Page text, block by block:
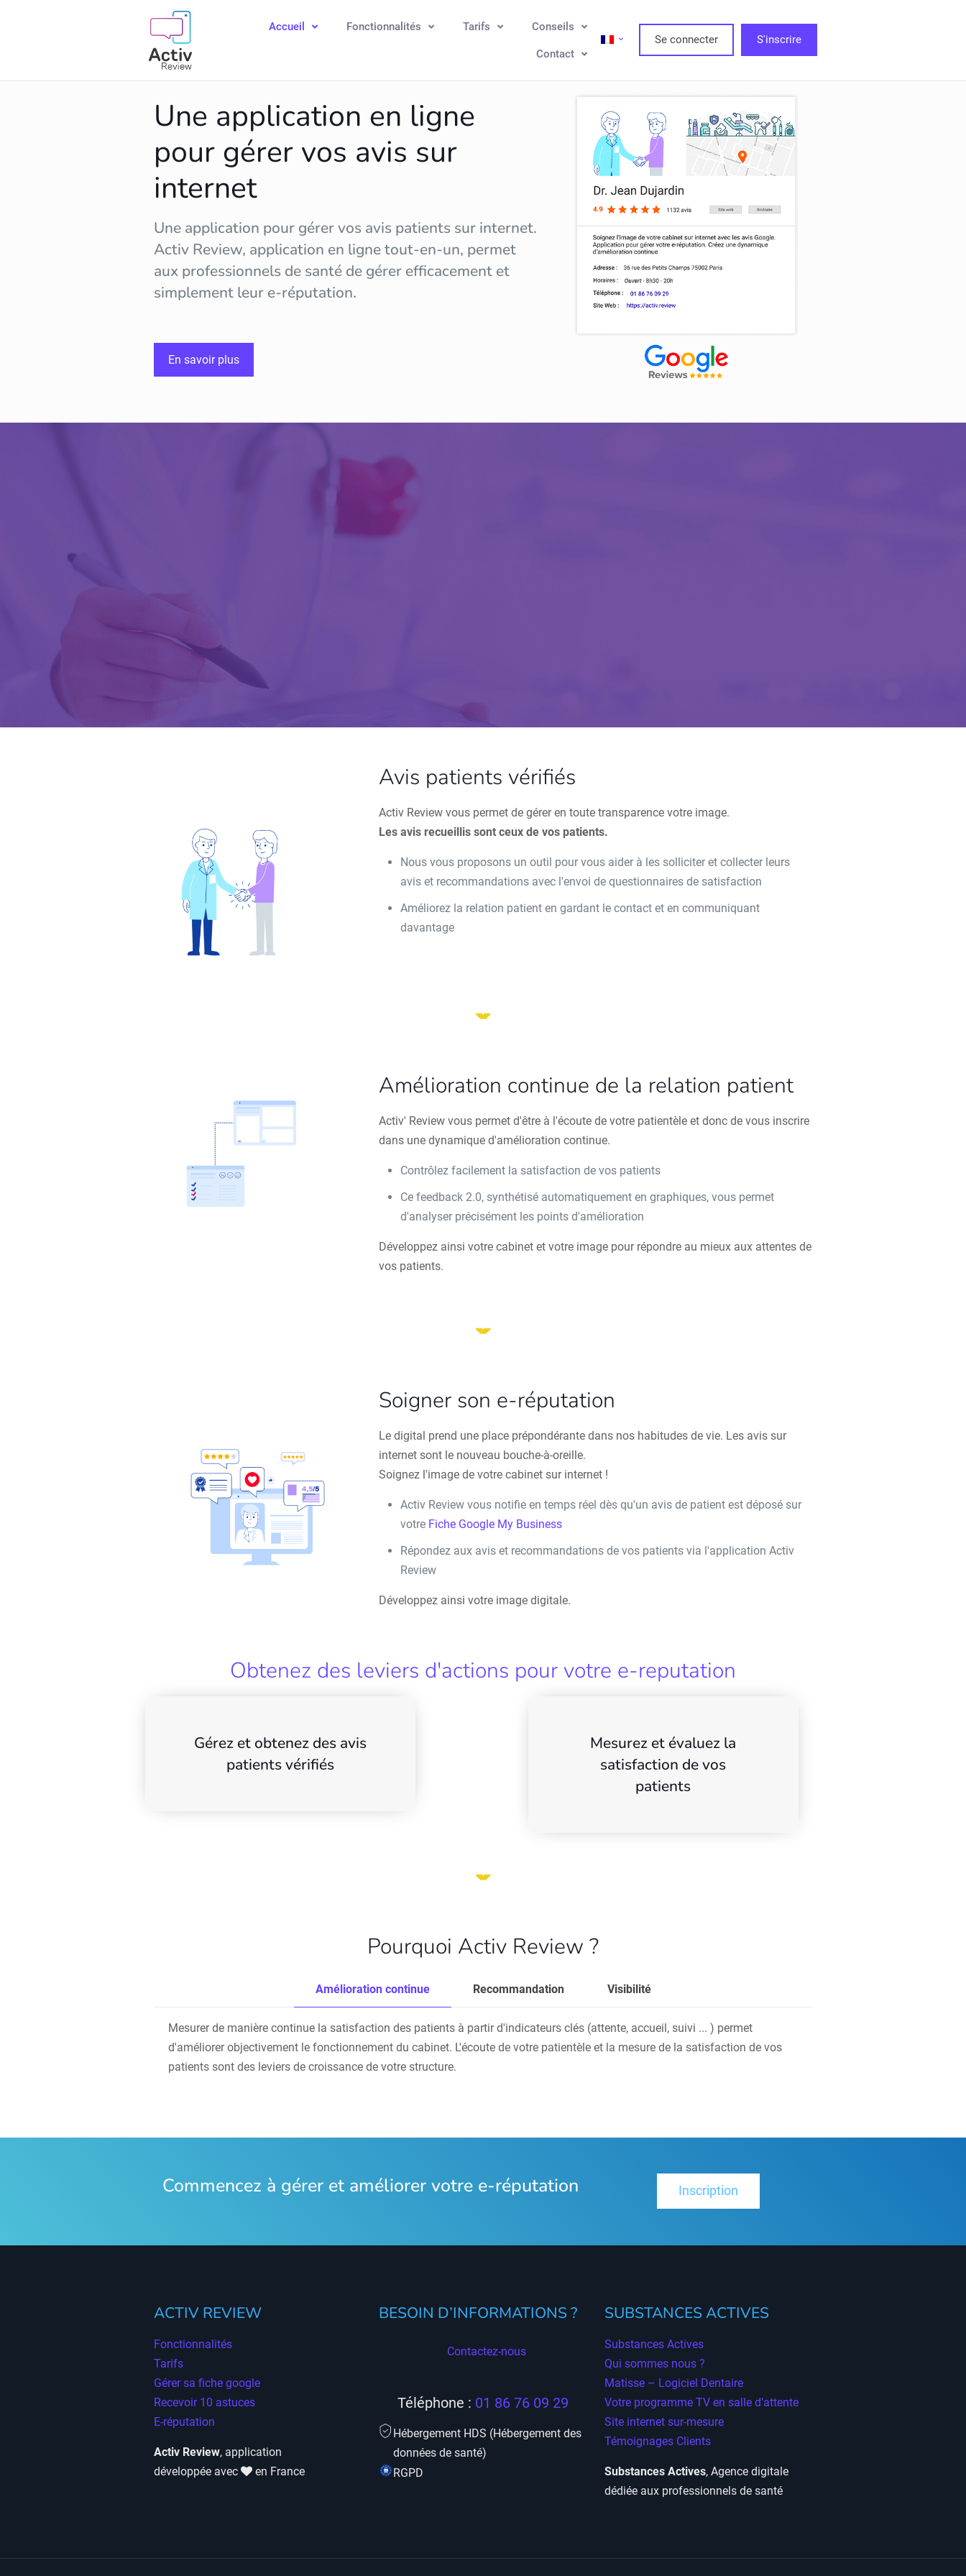
Accueil Fonctionnalités Tarifs Conseils
Contact
Se connecter S'inscrire
Une application en ligne
pour gérer vos avis sur
internet
Une application pour gérer vos avis patients sur internet.
Activ Review, application en ligne tout-en-un, permet
aux professionnels de santé de gérer efficacement et
simplement leur e-réputation.
En savoir plus
Avis patients vérifiés
Activ Review vous permet de gérer en toute transparence votre image.
Les avis recueillis sont ceux de vos patients.
Nous vous proposons un outil pour vous aider à les solliciter et collecter leurs
avis et recommandations avec l'envoi de questionnaires de satisfaction
Améliorez la relation patient en gardant le contact et en communiquant
davantage
Amélioration continue de la relation patient
Activ' Review vous permet d'être à l'écoute de votre patientèle et donc de vous inscrire
dans une dynamique d'amélioration continue.
Contrôlez facilement la satisfaction de vos patients
Ce feedback 2.0, synthétisé automatiquement en graphiques, vous permet
d'analyser précisément les points d'amélioration
Développez ainsi votre cabinet et votre image pour répondre au mieux aux attentes de
vos patients.
Soigner son e-réputation
Le digital prend une place prépondérante dans nos habitudes de vie. Les avis sur
internet sont le nouveau bouche-à-oreille.
Soignez l'image de votre cabinet sur internet !
Activ Review vous notifie en temps réel dès qu'un avis de patient est déposé sur
votre Fiche Google My Business
Répondez aux avis et recommandations de vos patients via l'application Activ
Review
Développez ainsi votre image digitale.
Obtenez des leviers d'actions pour votre e-reputation
Gérez et obtenez des avis
patients vérifiés
Mesurez et évaluez la
satisfaction de vos
patients
Pourquoi Activ Review ?
Amélioration continue Recommandation Visibilité
Mesurer de manière continue la satisfaction des patients à partir d'indicateurs clés (attente, accueil, suivi ... ) permet
d'améliorer objectivement le fonctionnement du cabinet. L'écoute de votre patientèle et la mesure de la satisfaction de vos
patients sont des leviers de croissance de votre structure.
Commencez à gérer et améliorer votre e-réputation Inscription
ACTIV REVIEW
Fonctionnalités
Tarifs
Gérer sa fiche google
Recevoir 10 astuces
E-réputation
Activ Review, application
développée avec
en France
BESOIN D’INFORMATIONS ?
Contactez-nous
Téléphone : 01 86 76 09 29
Hébergement HDS (Hébergement des
données de santé)
RGPD
SUBSTANCES ACTIVES
Substances Actives
Qui sommes nous ?
Matisse – Logiciel Dentaire
Votre programme TV en salle d’attente
Site internet sur-mesure
Témoignages Clients
Substances Actives, Agence digitale
dédiée aux professionnels de santé